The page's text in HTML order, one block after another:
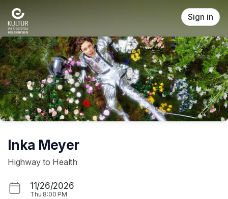
Skip header
Sign in
Inka Meyer
Highway to Health
11/26/2026
Thu 8:00 PM